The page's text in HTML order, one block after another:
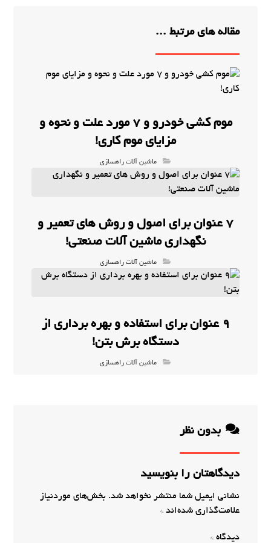
مقاله های مرتبط ...
موم کشی خودرو و 7 مورد علت و نحوه و
مزایای موم کاری!
ماشین آلات راهسازی
7 عنوان برای اصول و روش های تعمیر و
نگهداری ماشین آلات صنعتی!
ماشین آلات راهسازی
9 عنوان برای استفاده و بهره برداری از
دستگاه برش بتن!
ماشین آلات راهسازی
بدون نظر
دیدگاهتان را بنویسید
نشانی ایمیل شما منتشر نخواهد شد. بخش‌های موردنیاز
علامت‌گذاری شده‌اند*
دیدگاه*